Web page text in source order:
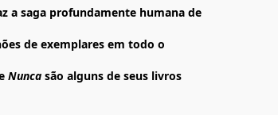
a saga profundamente humana de
de exemplares em todo o
Nunca são alguns de seus livros